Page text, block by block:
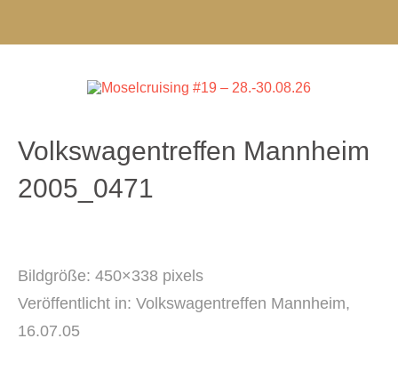
Volkswagentreffen Mannheim
2005_0471
Bildgröße: 450×338 pixels
Veröffentlicht in: Volkswagentreffen Mannheim,
16.07.05